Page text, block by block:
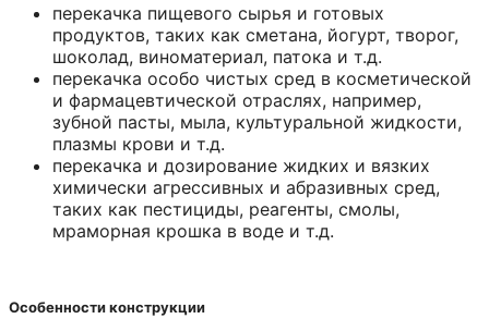
перекачка пищевого сырья и готовых
продуктов, таких как сметана, йогурт, творог,
шоколад, виноматериал, патока и т.д.
перекачка особо чистых сред в косметической
и фармацевтической отраслях, например,
зубной пасты, мыла, культуральной жидкости,
плазмы крови и т.д.
перекачка и дозирование жидких и вязких
химически агрессивных и абразивных сред,
таких как пестициды, реагенты, смолы,
мраморная крошка в воде и т.д.
Особенности конструкции